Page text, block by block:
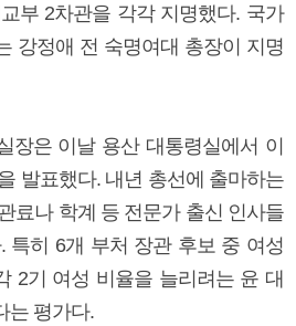
부 2차관을 각각 지명했다. 국가
강정애 전 숙명여대 총장이 지명
장은 이날 용산 대통령실에서 이
발표했다. 내년 총선에 출마하는
료나 학계 등 전문가 출신 인사들
특히 6개 부처 장관 후보 중 여성
2기 여성 비율을 늘리려는 윤 대
는 평가다.